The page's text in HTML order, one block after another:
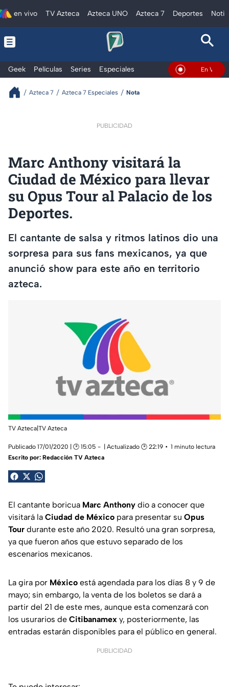
en vivo TV Azteca Azteca UNO Azteca 7 Deportes
Geek Películas Series Especiales En Vivo
Azteca 7 Azteca 7 Especiales Nota
PUBLICIDAD
Marc Anthony visitará la
Ciudad de México para llevar
su Opus Tour al Palacio de los
Deportes.
El cantante de salsa y ritmos latinos dio una
sorpresa para sus fans mexicanos, ya que
anunció show para este año en territorio
azteca.
TV Azteca|TV Azteca
Publicado 17/01/2020 | 🕑 15:05 | Actualizado 🕑 22:19
1 minuto lectura
Escrito por: Redacción TV Azteca
El cantante boricua Marc Anthony dio a conocer que
visitará la Ciudad de México para presentar su Opus
Tour durante este año 2020. Resultó una gran sorpresa,
ya que fueron años que estuvo separado de los
escenarios mexicanos.
La gira por México está agendada para los días 8 y 9 de
mayo; sin embargo, la venta de los boletos se dará a
partir del 21 de este mes, aunque esta comenzará con
los usurarios de Citibanamex y, posteriormente, las
entradas estarán disponibles para el público en general.
PUBLICIDAD